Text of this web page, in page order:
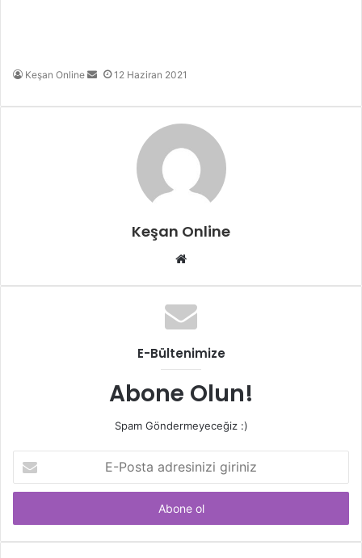
Keşan Online
Bir
posta
12 Haziran 2021
Keşan Online
Web
E-Bültenimize
Abone Olun!
Spam Göndermeyeceğiz :)
Posta
adresinizi